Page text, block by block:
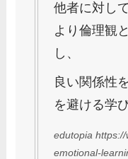
他者に対し
より倫理観
し、
良い関係性
を避ける学び
edutopia
emotional-